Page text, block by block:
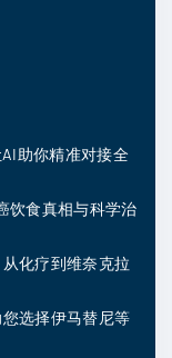
助你精准对接全
饮食真相与科学治
化疗到维奈克拉
选择伊马替尼等